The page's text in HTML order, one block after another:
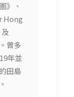
》、
Hong
曾多
年並
田島